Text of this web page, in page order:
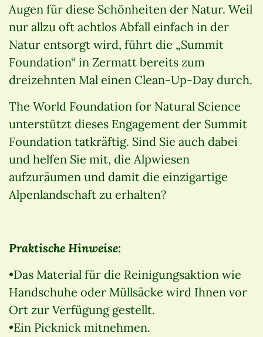
Augen für diese Schönheiten der Natur. Weil
nur allzu oft achtlos Abfall einfach in der
Natur entsorgt wird, führt die „Summit
Foundation“ in Zermatt bereits zum
dreizehnten Mal einen Clean-Up-Day durch.
The World Foundation for Natural Science
unterstützt dieses Engagement der Summit
Foundation tatkräftig. Sind Sie auch dabei
und helfen Sie mit, die Alpwiesen
aufzuräumen und damit die einzigartige
Alpenlandschaft zu erhalten?
Praktische Hinweise:
•Das Material für die Reinigungsaktion wie
Handschuhe oder Müllsäcke wird Ihnen vor
Ort zur Verfügung gestellt.
•Ein Picknick mitnehmen.